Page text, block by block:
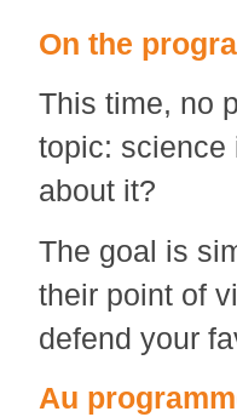
On the
This time, no
topic: science
about it?
The goal is
their point of
defend your
Au